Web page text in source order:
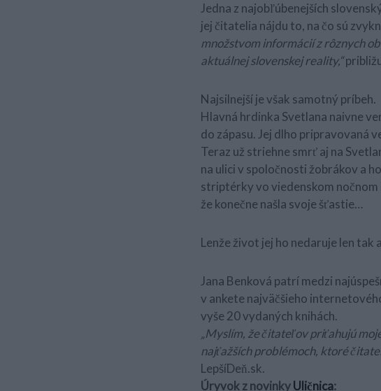
Jedna z najobľúbenejších
jej čitatelia nájdu to, na čo sú
množstvom informácií z rôznych
aktuálnej slovenskej reality,“
Najsilnejší je však samotný príbeh.
Hlavná hrdinka Svetlana naivne
do zápasu. Jej dlho pripravovaná
Teraz už striehne smrť aj na
na ulici v spoločnosti žobrákov a
striptérky vo viedenskom nočnom
že konečne našla svoje šťastie…
Lenže život jej ho nedaruje len
Jana Benková patrí medzi
v ankete najväčšieho
vyše 20 vydaných knihách.
„Myslím, že čitateľov priťahujú
najťažších problémoch, ktoré
LepšíDeň.sk.
Úryvok z novinkyUličnica: